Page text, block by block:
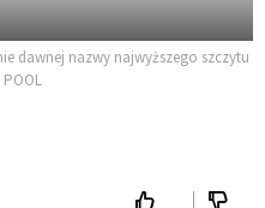
dawnej nazwy najwyższego szczytu